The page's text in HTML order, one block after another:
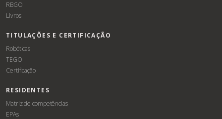
RBGO
Livros
TITULAÇÕES E CERTIFICAÇÃO
Robóticas
TEGO
Certificação
RESIDENTES
Matriz de competências
EPAs